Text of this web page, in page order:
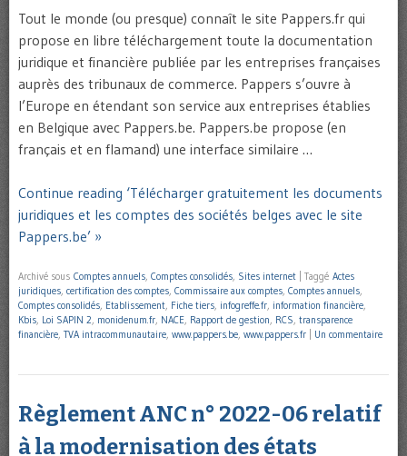
Tout le monde (ou presque) connaît le site Pappers.fr qui
propose en libre téléchargement toute la documentation
juridique et financière publiée par les entreprises françaises
auprès des tribunaux de commerce. Pappers s’ouvre à
l’Europe en étendant son service aux entreprises établies
en Belgique avec Pappers.be. Pappers.be propose (en
français et en flamand) une interface similaire …
Continue reading ‘Télécharger gratuitement les documents
juridiques et les comptes des sociétés belges avec le site
Pappers.be’ »
Archivé sous Comptes annuels, Comptes consolidés, Sites internet Taggé Actes
juridiques, certification des comptes, Commissaire aux comptes, Comptes annuels,
Comptes consolidés, Etablissement, Fiche tiers, infogreffe.fr, information financière,
Kbis, Loi SAPIN 2, monidenum.fr, NACE, Rapport de gestion, RCS, transparence
financière, TVA intracommunautaire, www.pappers.be, www.pappers.fr Un commentaire
Règlement ANC n° 2022-06 relatif
à la modernisation des états